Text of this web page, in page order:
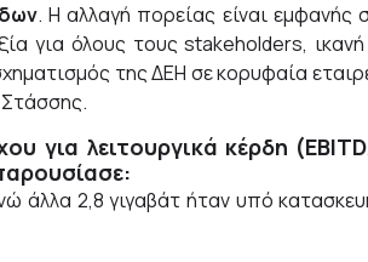
. Η αλλαγή πορείας είναι εμφανής
για όλους τους stakeholders,
της ΔΕΗ σε κορυφαία
για λειτουργικά κέρδη
άλλα 2,8 γιγαβάτ ήταν υπό